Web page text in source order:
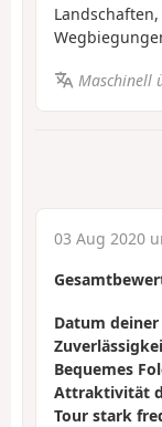
Maschinell
03 Aug 2020
Datum deiner
Bequemes
Attraktivität
Tour stark